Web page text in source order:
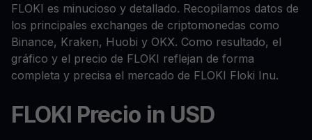
FLOKI es minucioso y detallado. Recopilamos datos de
los principales exchanges de criptomonedas como
Binance, Kraken, Huobi y OKX. Como resultado, el
gráfico y el precio de FLOKI reflejan de forma
completa y precisa el mercado de FLOKI Floki Inu.
FLOKI Precio in USD